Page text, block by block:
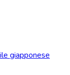
giapponese